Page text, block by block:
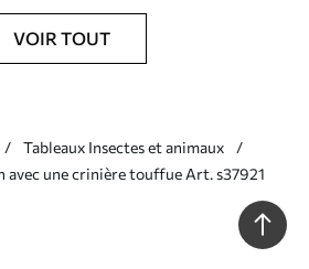
VOIR TOUT
Tableaux Insectes et animaux
avec une crinière touffue Art. s37921